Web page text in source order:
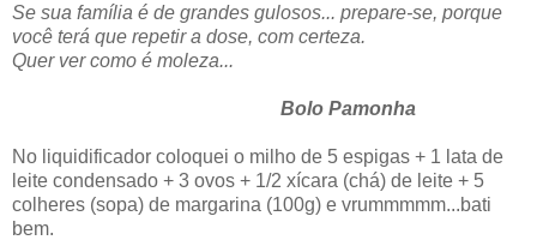
Se sua família é de grandes gulosos... prepare-se, porque
você terá que repetir a dose, com certeza.
Quer ver como é moleza...
Bolo Pamonha
No liquidificador coloquei o milho de 5 espigas + 1 lata de
leite condensado + 3 ovos + 1/2 xícara (chá) de leite + 5
colheres (sopa) de margarina (100g) e vrummmmm...bati
bem.